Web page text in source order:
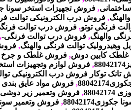
, فروش تجهیزات استخر سونا
,فروش درب الکترونیکی توالت
فرنگی توتو,فروش درب توالت
والهنگ,فروش درب توالت فرنگی-
وهیدرولیک توالت فرنگی والهنگ,
کابین دوش, فروش غلطک و جرخ
,فروش لوازم وتجهیزات
تانک توکار فروش درب الکترونیکی
,فروش مواد عایق
, فروش وتعمیر زیر دوشی88042174
,فروش وتعمیر سونا